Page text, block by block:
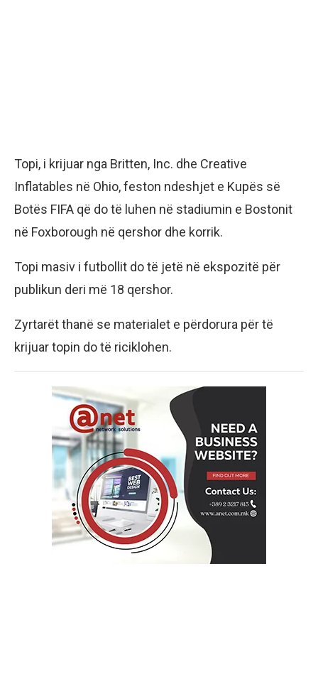
Topi, i krijuar nga Britten, Inc. dhe Creative
Inflatables në Ohio, feston ndeshjet e Kupës së
Botës FIFA që do të luhen në stadiumin e Bostonit
në Foxborough në qershor dhe korrik.
Topi masiv i futbollit do të jetë në ekspozitë për
publikun deri më 18 qershor.
Zyrtarët thanë se materialet e përdorura për të
krijuar topin do të riciklohen.